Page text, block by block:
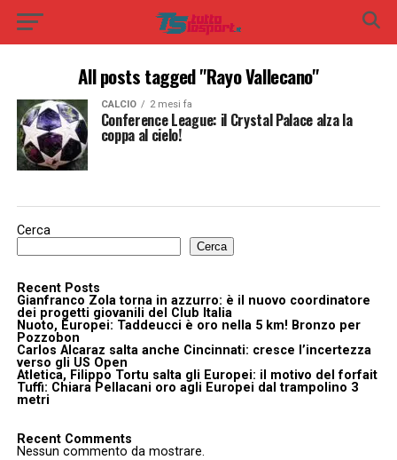
All posts tagged "Rayo Vallecano"
CALCIO 2 mesi fa
Conference League: il Crystal Palace alza la
coppa al cielo!
Cerca
Cerca
Recent Posts
Gianfranco Zola torna in azzurro: è il nuovo coordinatore
dei progetti giovanili del Club Italia
Nuoto, Europei: Taddeucci è oro nella 5 km! Bronzo per
Pozzobon
Carlos Alcaraz salta anche Cincinnati: cresce l’incertezza
verso gli US Open
Atletica, Filippo Tortu salta gli Europei: il motivo del forfait
Tuffi: Chiara Pellacani oro agli Europei dal trampolino 3
metri
Recent Comments
Nessun commento da mostrare.